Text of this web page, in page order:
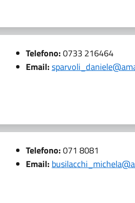
Telefono:0733 216464
Email:
Telefono:071 8081
Email: